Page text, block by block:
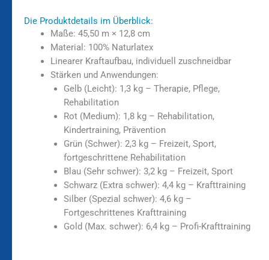
Die Produktdetails im Überblick:
Maße: 45,50 m × 12,8 cm
Material: 100% Naturlatex
Linearer Kraftaufbau, individuell zuschneidbar
Stärken und Anwendungen:
Gelb (Leicht): 1,3 kg – Therapie, Pflege,
Rehabilitation
Rot (Medium): 1,8 kg – Rehabilitation,
Kindertraining, Prävention
Grün (Schwer): 2,3 kg – Freizeit, Sport,
fortgeschrittene Rehabilitation
Blau (Sehr schwer): 3,2 kg – Freizeit, Sport
Schwarz (Extra schwer): 4,4 kg – Krafttraining
Silber (Spezial schwer): 4,6 kg –
Fortgeschrittenes Krafttraining
Gold (Max. schwer): 6,4 kg – Profi-Krafttraining